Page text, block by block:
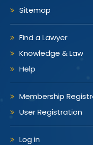
Sitemap
Find a Lawyer
Knowledge & Law
Help
Membership
User Registration
Log in